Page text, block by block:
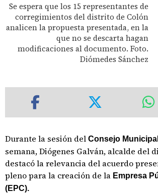
Se espera que los 15 representantes de
corregimientos del distrito de Colón
analicen la propuesta presentada, en la
que no se descarta hagan
modificaciones al documento. Foto.
Diómedes Sánchez
Durante la sesión del Consejo
semana, Diógenes Galván, alcalde del
destacó la relevancia del acuerdo
pleno para la creación de la Empresa
(EPC).